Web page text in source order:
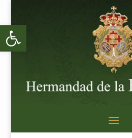
Abrir barra de herramientas